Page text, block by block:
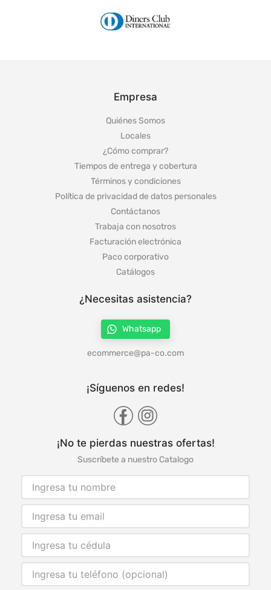
Empresa
Quiénes Somos
Locales
¿Cómo comprar?
Tiempos de entrega y cobertura
Términos y condiciones
Política de privacidad de datos personales
Contáctanos
Trabaja con nosotros
Facturación electrónica
Paco corporativo
Catálogos
¿Necesitas asistencia?
Whatsapp
ecommerce@pa-co.com
¡Síguenos en redes!
¡No te pierdas nuestras ofertas!
Suscríbete a nuestro Catalogo